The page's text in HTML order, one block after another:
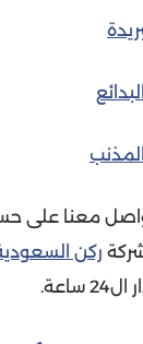
معنا على
ركن
ساعة.